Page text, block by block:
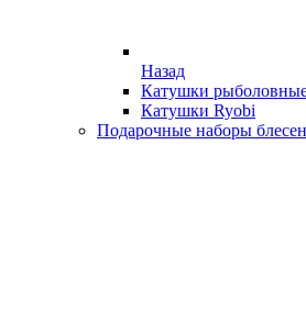
Назад
Катушки
Катушки Ryobi
Подарочные наборы блесен